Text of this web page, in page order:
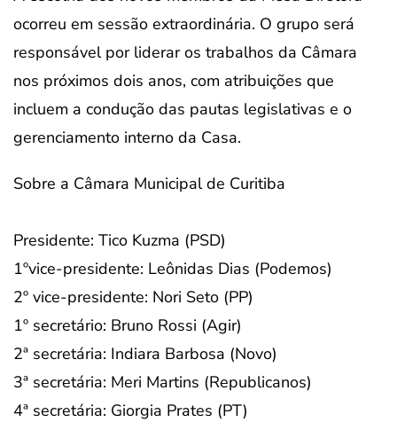
ocorreu em sessão extraordinária. O grupo será
responsável por liderar os trabalhos da Câmara
nos próximos dois anos, com atribuições que
incluem a condução das pautas legislativas e o
gerenciamento interno da Casa.
Sobre a Câmara Municipal de Curitiba
Presidente: Tico Kuzma (PSD)
1ºvice-presidente: Leônidas Dias (Podemos)
2º vice-presidente: Nori Seto (PP)
1º secretário: Bruno Rossi (Agir)
2ª secretária: Indiara Barbosa (Novo)
3ª secretária: Meri Martins (Republicanos)
4ª secretária: Giorgia Prates (PT)